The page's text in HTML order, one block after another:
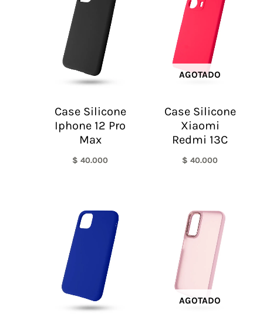
Case Silicone
Iphone 12 Pro
Max
$ 40.000
AGOTADO
Case Silicone
Xiaomi
Redmi 13C
$ 40.000
AGOTADO